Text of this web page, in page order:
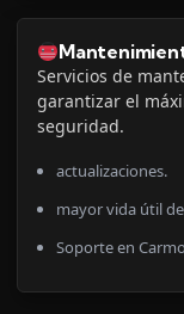
Servicios de
garantizar el
seguridad.
actualizaciones.
mayor vida útil
Soporte en